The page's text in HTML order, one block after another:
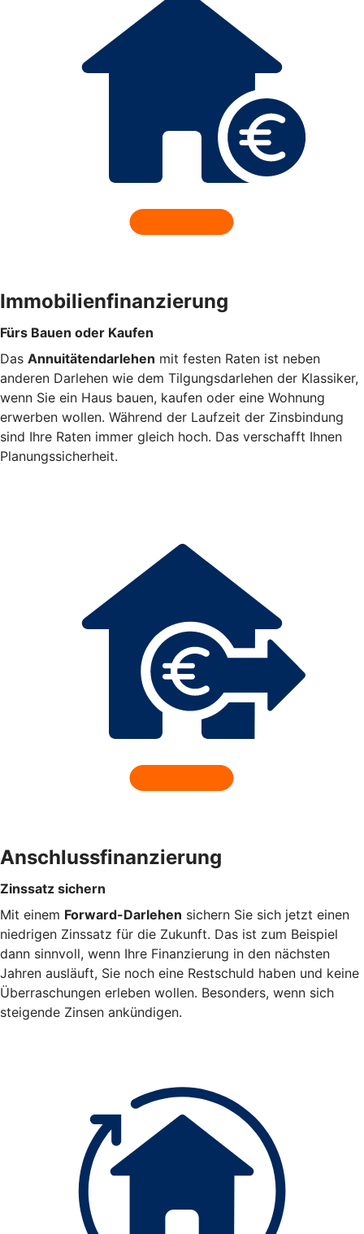
Immobilienfinanzierung
Fürs Bauen oder Kaufen
Das Annuitätendarlehen mit festen Raten ist neben
anderen Darlehen wie dem Tilgungsdarlehen der Klassiker,
wenn Sie ein Haus bauen, kaufen oder eine Wohnung
erwerben wollen. Während der Laufzeit der Zinsbindung
sind Ihre Raten immer gleich hoch. Das verschafft Ihnen
Planungssicherheit.
Anschlussfinanzierung
Zinssatz sichern
Mit einem Forward-Darlehen sichern Sie sich jetzt einen
niedrigen Zinssatz für die Zukunft. Das ist zum Beispiel
dann sinnvoll, wenn Ihre Finanzierung in den nächsten
Jahren ausläuft, Sie noch eine Restschuld haben und keine
Überraschungen erleben wollen. Besonders, wenn sich
steigende Zinsen ankündigen.